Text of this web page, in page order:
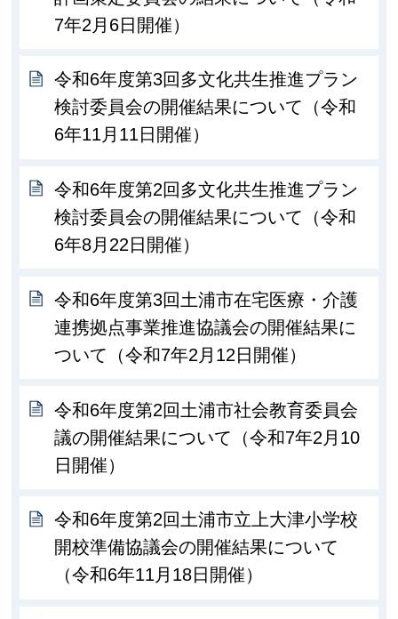
7年2月6日開催）
令和6年度第3回多文化共生推進プラン
検討委員会の開催結果について（令和
6年11月11日開催）
令和6年度第2回多文化共生推進プラン
検討委員会の開催結果について（令和
6年8月22日開催）
令和6年度第3回土浦市在宅医療・介護
連携拠点事業推進協議会の開催結果に
ついて（令和7年2月12日開催）
令和6年度第2回土浦市社会教育委員会
議の開催結果について（令和7年2月10
日開催）
令和6年度第2回土浦市立上大津小学校
開校準備協議会の開催結果について
（令和6年11月18日開催）